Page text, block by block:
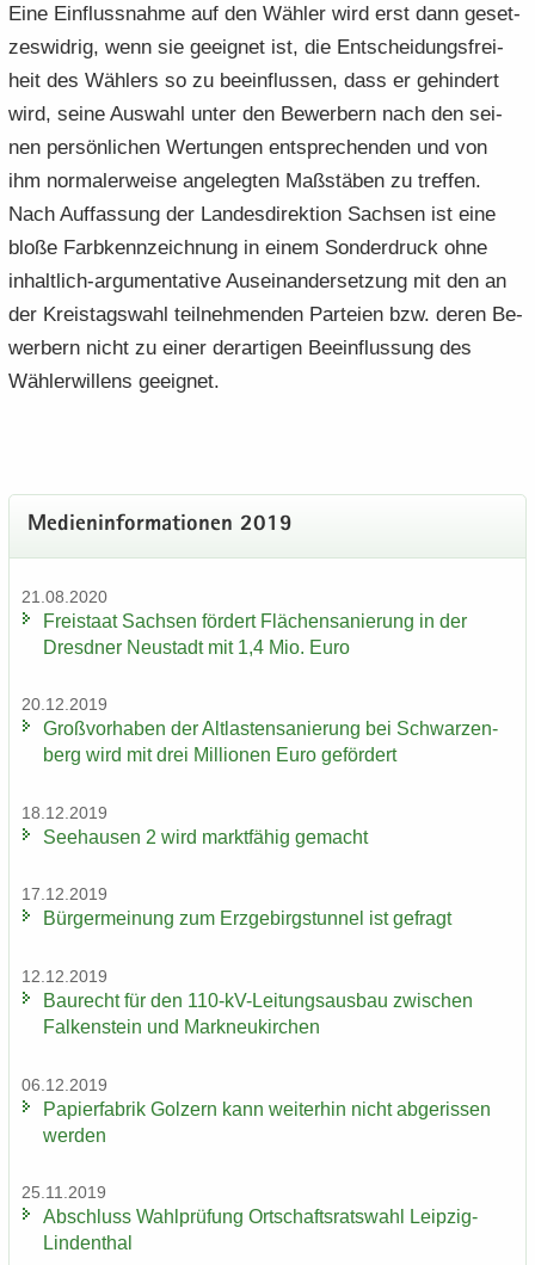
Eine Ein­fluss­nah­me auf den Wäh­ler wird erst dann ge­set­
zes­wid­rig, wenn sie ge­eig­net ist, die Ent­schei­dungs­frei­
heit des Wäh­lers so zu be­ein­flus­sen, dass er ge­hin­dert
wird, seine Aus­wahl unter den Be­wer­bern nach den sei­
nen per­sön­li­chen Wer­tun­gen ent­spre­chen­den und von
ihm nor­ma­ler­wei­se an­ge­leg­ten Maß­stä­ben zu tref­fen.
Nach Auf­fas­sung der Lan­des­di­rek­ti­on Sach­sen ist eine
bloße Farb­kenn­zeich­nung in einem Son­der­druck ohne
inhaltlich-​argumentative Aus­ein­an­der­set­zung mit den an
der Kreis­tags­wahl teil­neh­men­den Par­tei­en bzw. deren Be­
wer­bern nicht zu einer der­ar­ti­gen Be­ein­flus­sung des
Wäh­ler­wil­lens ge­eig­net.
Me­di­en­in­for­ma­tio­nen 2019
21.08.2020
Frei­staat Sach­sen för­dert Flä­chen­sa­nie­rung in der
Dresd­ner Neu­stadt mit 1,4 Mio. Euro
20.12.2019
Groß­vor­ha­ben der Alt­las­ten­sa­nie­rung bei Schwar­zen­
berg wird mit drei Mil­lio­nen Euro ge­för­dert
18.12.2019
See­hau­sen 2 wird markt­fä­hig ge­macht
17.12.2019
Bür­ger­mei­nung zum Erz­ge­birgs­tun­nel ist ge­fragt
12.12.2019
Bau­recht für den 110-​kV-Leitungsausbau zwi­schen
Fal­ken­stein und Mark­neu­kir­chen
06.12.2019
Pa­pier­fa­brik Golz­ern kann wei­ter­hin nicht ab­ge­ris­sen
wer­den
25.11.2019
Ab­schluss Wahl­prü­fung Ort­schafts­rats­wahl Leipzig-​
Lindenthal